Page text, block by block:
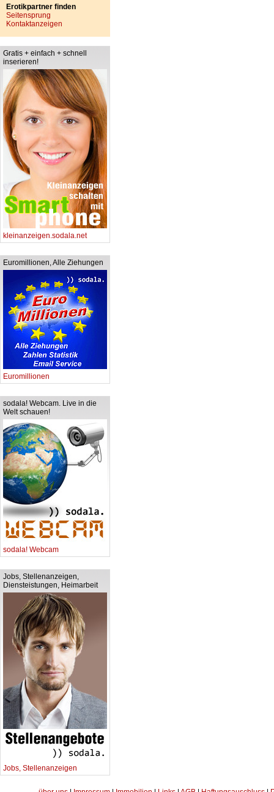
Erotikpartner finden
Seitensprung
Kontaktanzeigen
Gratis + einfach + schnell
inserieren!
kleinanzeigen.sodala.net
Euromillionen, Alle Ziehungen
Euromillionen
sodala! Webcam. Live in die
Welt schauen!
sodala! Webcam
Jobs, Stellenanzeigen,
Diensteistungen, Heimarbeit
Jobs, Stellenanzeigen